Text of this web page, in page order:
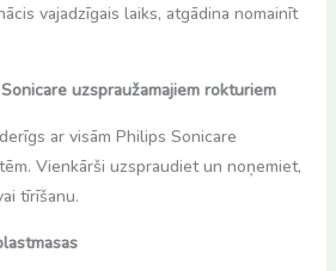
vajadzīgais laiks, atgādina nomainīt
uzspraužamajiem rokturiem
ar visām Philips Sonicare
Vienkārši uzspraudiet un noņemiet,
tīrīšanu.